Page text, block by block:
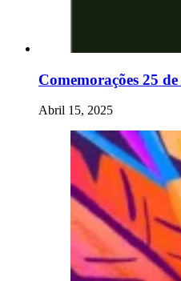
Comemorações 25
Abril 15, 2025